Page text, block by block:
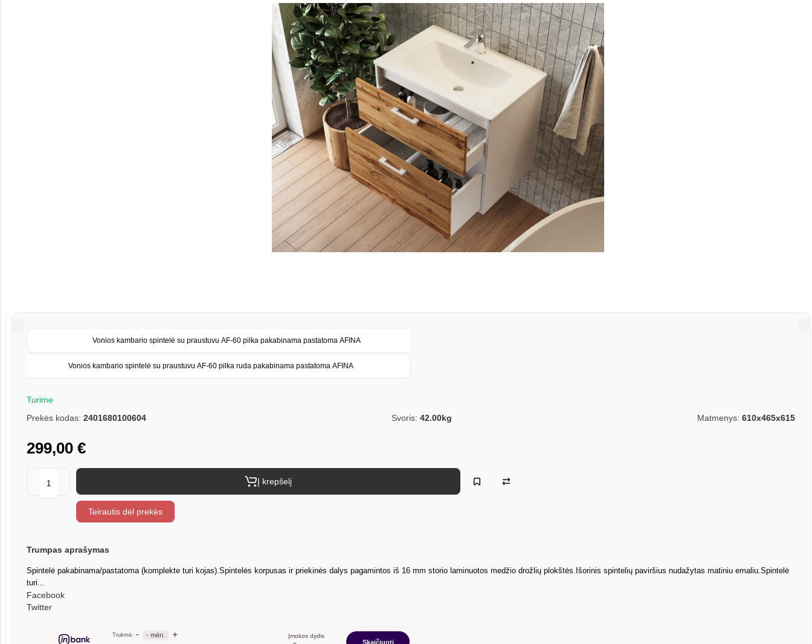
Vonios kambario spintelė su praustuvu AF-60 pilka pakabinama pastatoma AFINA
Vonios kambario spintelė su praustuvu AF-60 pilka ruda pakabinama pastatoma AFINA
Turime
Prekės kodas: 2401680100604 Svoris: 42.00kg Matmenys: 610x465x615
299,00 €
Į krepšelį
Teirautis dėl prekės
Trumpas aprašymas
Spintelė pakabinama/pastatoma (komplekte turi kojas).Spintelės korpusas ir priekinės dalys pagamintos iš 16 mm storio laminuotos medžio drožlių plokštės.Išorinis spintelių paviršius nudažytas matiniu emaliu.Spintelė
turi...
Facebook
Twitter